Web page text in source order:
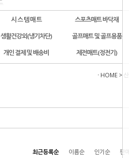
시 스 템 매 트 스포츠매트 바닥재
생활건강외(냉기차단) 골프매트 및 골프용품
개인 결제 및 배송비 제전매트(정전기)
· HOME >
최근등록순 이름순 인기순 판